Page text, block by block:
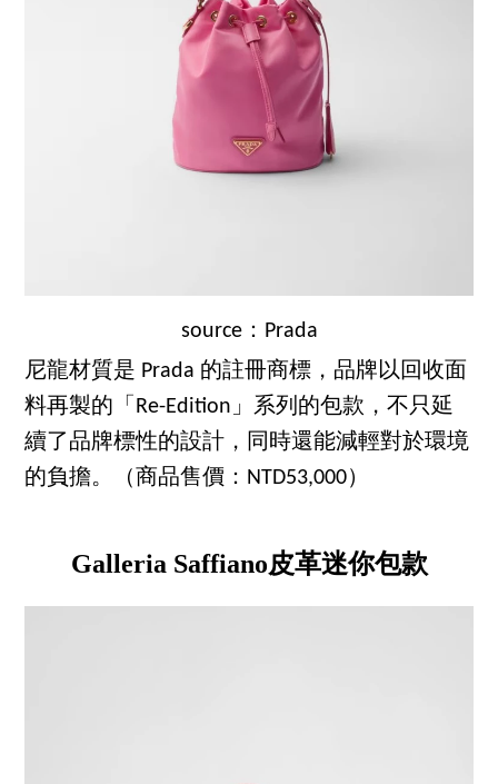
source：Prada
尼龍材質是 Prada 的註冊商標，品牌以回收面
料再製的「Re-Edition」系列的包款，不只延
續了品牌標性的設計，同時還能減輕對於環境
的負擔。（商品售價：NTD53,000）
Galleria Saffiano皮革迷你包款